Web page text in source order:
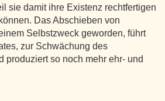
sie damit ihre Existenz rechtfertigen
Das Abschieben von
Selbstzweck geworden, führt
zur Schwächung des
produziert so noch mehr ehr- und